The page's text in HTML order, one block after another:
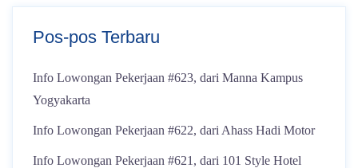
Pos-pos Terbaru
Info Lowongan Pekerjaan #623, dari Manna Kampus
Yogyakarta
Info Lowongan Pekerjaan #622, dari Ahass Hadi Motor
Info Lowongan Pekerjaan #621, dari 101 Style Hotel